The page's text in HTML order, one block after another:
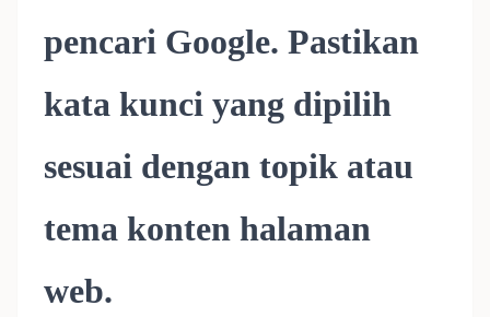
pencari Google. Pastikan
kata kunci yang dipilih
sesuai dengan topik atau
tema konten halaman
web.